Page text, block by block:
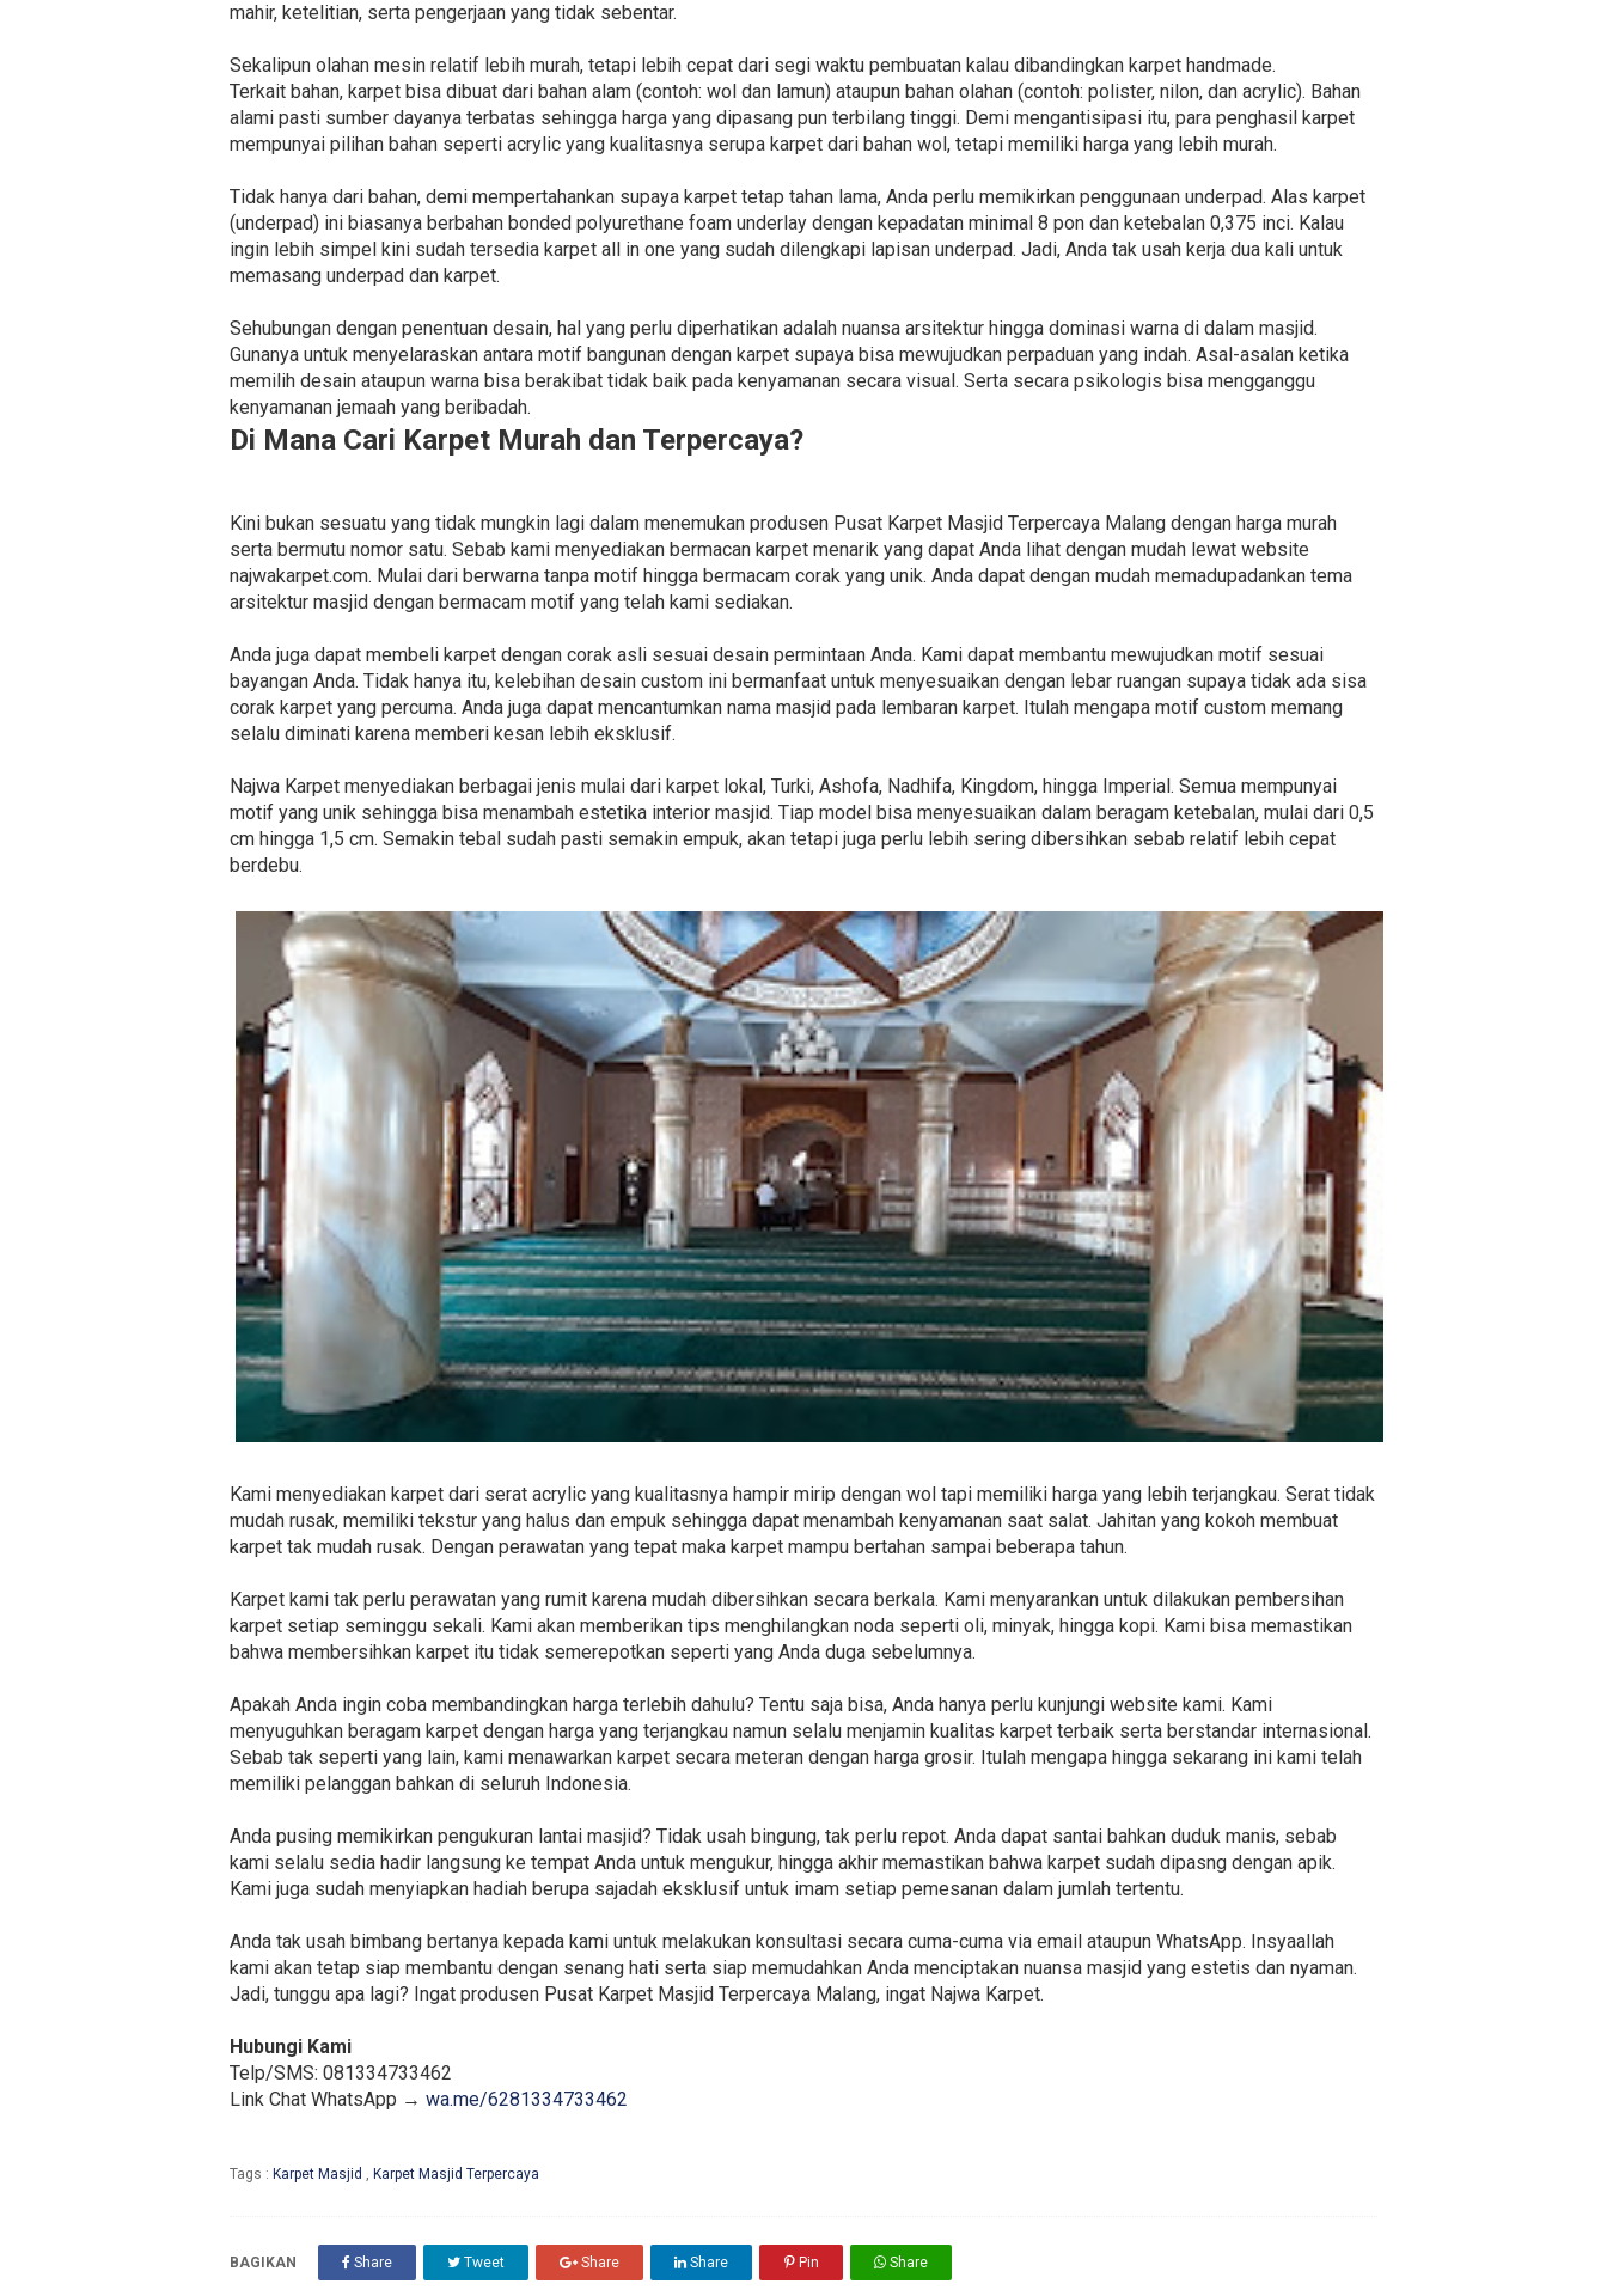
mahir, ketelitian, serta pengerjaan yang tidak sebentar.
Sekalipun olahan mesin relatif lebih murah, tetapi lebih cepat dari segi waktu pembuatan kalau dibandingkan karpet handmade.
Terkait bahan, karpet bisa dibuat dari bahan alam (contoh: wol dan lamun) ataupun bahan olahan (contoh: polister, nilon, dan acrylic). Bahan
alami pasti sumber dayanya terbatas sehingga harga yang dipasang pun terbilang tinggi. Demi mengantisipasi itu, para penghasil karpet
mempunyai pilihan bahan seperti acrylic yang kualitasnya serupa karpet dari bahan wol, tetapi memiliki harga yang lebih murah.
Tidak hanya dari bahan, demi mempertahankan supaya karpet tetap tahan lama, Anda perlu memikirkan penggunaan underpad. Alas karpet
(underpad) ini biasanya berbahan bonded polyurethane foam underlay dengan kepadatan minimal 8 pon dan ketebalan 0,375 inci. Kalau
ingin lebih simpel kini sudah tersedia karpet all in one yang sudah dilengkapi lapisan underpad. Jadi, Anda tak usah kerja dua kali untuk
memasang underpad dan karpet.
Sehubungan dengan penentuan desain, hal yang perlu diperhatikan adalah nuansa arsitektur hingga dominasi warna di dalam masjid.
Gunanya untuk menyelaraskan antara motif bangunan dengan karpet supaya bisa mewujudkan perpaduan yang indah. Asal-asalan ketika
memilih desain ataupun warna bisa berakibat tidak baik pada kenyamanan secara visual. Serta secara psikologis bisa mengganggu
kenyamanan jemaah yang beribadah.
Di Mana Cari Karpet Murah dan Terpercaya?
Kini bukan sesuatu yang tidak mungkin lagi dalam menemukan produsen Pusat Karpet Masjid Terpercaya Malang dengan harga murah
serta bermutu nomor satu. Sebab kami menyediakan bermacan karpet menarik yang dapat Anda lihat dengan mudah lewat website
najwakarpet.com. Mulai dari berwarna tanpa motif hingga bermacam corak yang unik. Anda dapat dengan mudah memadupadankan tema
arsitektur masjid dengan bermacam motif yang telah kami sediakan.
Anda juga dapat membeli karpet dengan corak asli sesuai desain permintaan Anda. Kami dapat membantu mewujudkan motif sesuai
bayangan Anda. Tidak hanya itu, kelebihan desain custom ini bermanfaat untuk menyesuaikan dengan lebar ruangan supaya tidak ada sisa
corak karpet yang percuma. Anda juga dapat mencantumkan nama masjid pada lembaran karpet. Itulah mengapa motif custom memang
selalu diminati karena memberi kesan lebih eksklusif.
Najwa Karpet menyediakan berbagai jenis mulai dari karpet lokal, Turki, Ashofa, Nadhifa, Kingdom, hingga Imperial. Semua mempunyai
motif yang unik sehingga bisa menambah estetika interior masjid. Tiap model bisa menyesuaikan dalam beragam ketebalan, mulai dari 0,5
cm hingga 1,5 cm. Semakin tebal sudah pasti semakin empuk, akan tetapi juga perlu lebih sering dibersihkan sebab relatif lebih cepat
berdebu.
Kami menyediakan karpet dari serat acrylic yang kualitasnya hampir mirip dengan wol tapi memiliki harga yang lebih terjangkau. Serat tidak
mudah rusak, memiliki tekstur yang halus dan empuk sehingga dapat menambah kenyamanan saat salat. Jahitan yang kokoh membuat
karpet tak mudah rusak. Dengan perawatan yang tepat maka karpet mampu bertahan sampai beberapa tahun.
Karpet kami tak perlu perawatan yang rumit karena mudah dibersihkan secara berkala. Kami menyarankan untuk dilakukan pembersihan
karpet setiap seminggu sekali. Kami akan memberikan tips menghilangkan noda seperti oli, minyak, hingga kopi. Kami bisa memastikan
bahwa membersihkan karpet itu tidak semerepotkan seperti yang Anda duga sebelumnya.
Apakah Anda ingin coba membandingkan harga terlebih dahulu? Tentu saja bisa, Anda hanya perlu kunjungi website kami. Kami
menyuguhkan beragam karpet dengan harga yang terjangkau namun selalu menjamin kualitas karpet terbaik serta berstandar internasional.
Sebab tak seperti yang lain, kami menawarkan karpet secara meteran dengan harga grosir. Itulah mengapa hingga sekarang ini kami telah
memiliki pelanggan bahkan di seluruh Indonesia.
Anda pusing memikirkan pengukuran lantai masjid? Tidak usah bingung, tak perlu repot. Anda dapat santai bahkan duduk manis, sebab
kami selalu sedia hadir langsung ke tempat Anda untuk mengukur, hingga akhir memastikan bahwa karpet sudah dipasng dengan apik.
Kami juga sudah menyiapkan hadiah berupa sajadah eksklusif untuk imam setiap pemesanan dalam jumlah tertentu.
Anda tak usah bimbang bertanya kepada kami untuk melakukan konsultasi secara cuma-cuma via email ataupun WhatsApp. Insyaallah
kami akan tetap siap membantu dengan senang hati serta siap memudahkan Anda menciptakan nuansa masjid yang estetis dan nyaman.
Jadi, tunggu apa lagi? Ingat produsen Pusat Karpet Masjid Terpercaya Malang, ingat Najwa Karpet.
Hubungi Kami
Telp/SMS: 081334733462
Link Chat WhatsApp → wa.me/6281334733462
Tags : Karpet Masjid , Karpet Masjid Terpercaya
BAGIKAN Share Tweet Share Share Pin Share